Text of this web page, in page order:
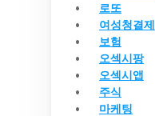
로또
여성청결제
보험
오섹시팡
오섹시앱
주식
마케팅